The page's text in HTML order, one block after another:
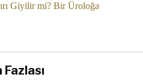
Giyilir mi? Bir Üroloğa
Fazlası